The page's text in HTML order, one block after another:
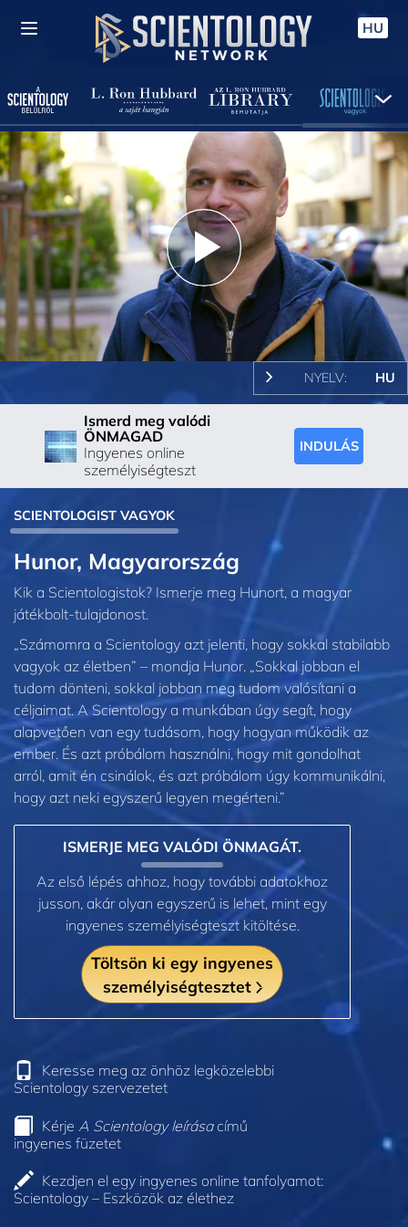
HU
Play
Video
NYELV: HU
Ismerd meg valódi
ÖNMAGAD
Ingyenes online
személyiségteszt
INDULÁS
SCIENTOLOGIST VAGYOK
Hunor, Magyarország
Kik a Scientologistok? Ismerje meg Hunort, a magyar
játékbolt-tulajdonost.
„Számomra a Scientology azt jelenti, hogy sokkal stabilabb
vagyok az életben” – mondja Hunor. „Sokkal jobban el
tudom dönteni, sokkal jobban meg tudom valósítani a
céljaimat. A Scientology a munkában úgy segít, hogy
alapvetően van egy tudásom, hogy hogyan működik az
ember. És azt próbálom használni, hogy mit gondolhat
arról, amit én csinálok, és azt próbálom úgy kommunikálni,
hogy azt neki egyszerű legyen megérteni.”
ISMERJE MEG VALÓDI ÖNMAGÁT.
Az első lépés ahhoz, hogy további adatokhoz
jusson, akár olyan egyszerű is lehet, mint egy
ingyenes személyiségteszt kitöltése.
Töltsön ki egy ingyenes
személyiségtesztet
Keresse meg az önhöz legközelebbi
Scientology szervezetet
Kérje A Scientology leírásacímű
ingyenes füzetet
Kezdjen el egy ingyenes online tanfolyamot:
Scientology – Eszközök az élethez